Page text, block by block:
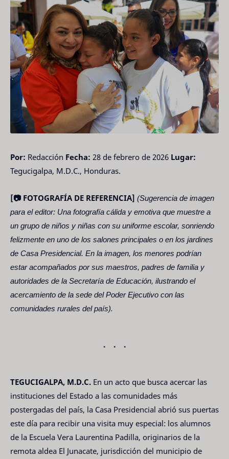
Por: Redacción Fecha: 28 de febrero de 2026 Lugar:
Tegucigalpa, M.D.C., Honduras.
[📷 FOTOGRAFÍA DE REFERENCIA] (Sugerencia de imagen
para el editor: Una fotografía cálida y emotiva que muestre a
un grupo de niños y niñas con su uniforme escolar, sonriendo
felizmente en uno de los salones principales o en los jardines
de Casa Presidencial. En la imagen, los menores podrían
estar acompañados por sus maestros, padres de familia y
autoridades de la Secretaría de Educación, ilustrando el
acercamiento de la sede del Poder Ejecutivo con las
comunidades rurales del país).
TEGUCIGALPA, M.D.C. En un acto que busca acercar las
instituciones del Estado a las comunidades más
postergadas del país, la Casa Presidencial abrió sus puertas
este día para recibir una visita muy especial: los alumnos
de la Escuela Vera Laurentina Padilla, originarios de la
remota aldea El Junacate, jurisdicción del municipio de